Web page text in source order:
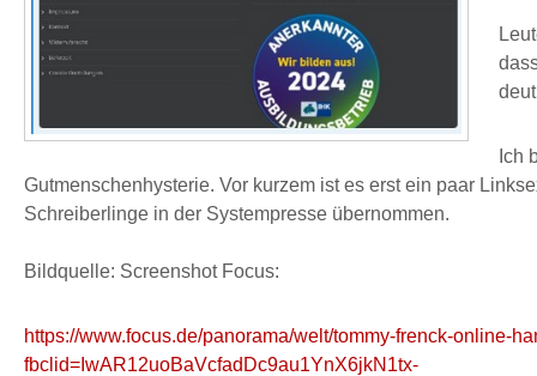
Ich
Gutmenschenhysterie. Vor kurzem ist es erst ein paar
Schreiberlinge in der Systempresse übernommen.
Bildquelle: Screenshot Focus:
https://www.focus.de/panorama/welt/tommy-frenck-online-
fbclid=IwAR12uoBaVcfadDc9au1YnX6jkN1tx-